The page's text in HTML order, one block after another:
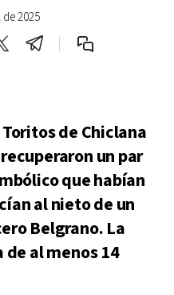
2025
de Chiclana
un par
que habían
al nieto de un
Belgrano. La
al menos 14